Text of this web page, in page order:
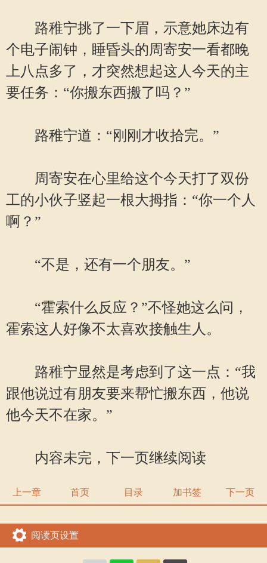
路稚宁挑了一下眉，示意她床边有
个电子闹钟，睡昏头的周寄安一看都晚
上八点多了，才突然想起这人今天的主
要任务：“你搬东西搬了吗？”
路稚宁道：“刚刚才收拾完。”
周寄安在心里给这个今天打了双份
工的小伙子竖起一根大拇指：“你一个人
啊？”
“不是，还有一个朋友。”
“霍索什么反应？”不怪她这么问，
霍索这人好像不太喜欢接触生人。
路稚宁显然是考虑到了这一点：“我
跟他说过有朋友要来帮忙搬东西，他说
他今天不在家。”
内容未完，下一页继续阅读
上一章 首页 目录 加书签 下一页
阅读页设置